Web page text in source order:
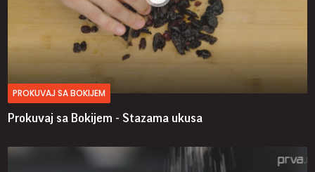
PROKUVAJ SA BOKIJEM
Prokuvaj sa Bokijem - Stazama ukusa